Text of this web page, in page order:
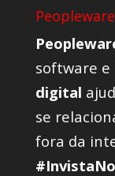
software e
digital
se
fora da